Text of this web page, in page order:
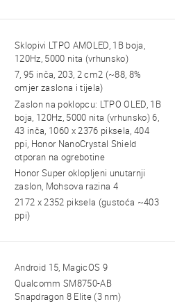
Sklopivi LTPO AMOLED, 1B boja,
120Hz, 5000 nita (vrhunsko)
7, 95 inča, 203, 2 cm2 (~88, 8%
omjer zaslona i tijela)
Zaslon na poklopcu: LTPO OLED, 1B
boja, 120Hz, 5000 nita (vrhunsko) 6,
43 inča, 1060 x 2376 piksela, 404
ppi, Honor NanoCrystal Shield
otporan na ogrebotine
Honor Super oklopljeni unutarnji
zaslon, Mohsova razina 4
2172 x 2352 piksela (gustoća ~403
ppi)
Android 15, MagicOS 9
Qualcomm SM8750-AB
Snapdragon 8 Elite (3 nm)